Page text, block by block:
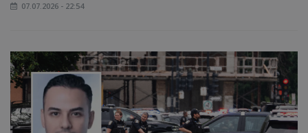
07.07.2026 - 22:54